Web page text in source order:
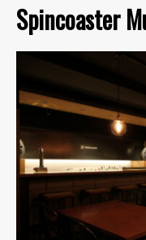
Spincoaster